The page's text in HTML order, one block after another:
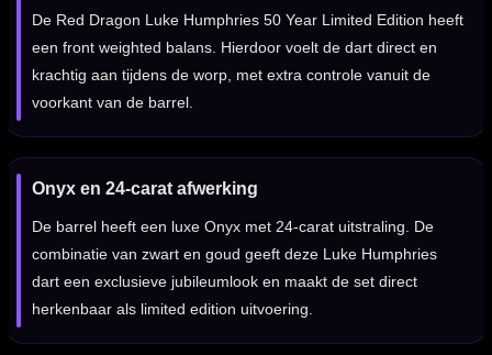
De Red Dragon Luke Humphries 50 Year Limited Edition heeft
een front weighted balans. Hierdoor voelt de dart direct en
krachtig aan tijdens de worp, met extra controle vanuit de
voorkant van de barrel.
Onyx en 24-carat afwerking
De barrel heeft een luxe Onyx met 24-carat uitstraling. De
combinatie van zwart en goud geeft deze Luke Humphries
dart een exclusieve jubileumlook en maakt de set direct
herkenbaar als limited edition uitvoering.